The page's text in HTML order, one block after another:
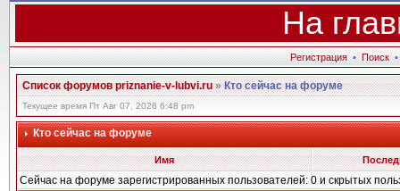
На
Регистрация • Поиск •
Список форумов priznanie-v-lubvi.ru»Кто сейчас на форуме
Текущее время Пт Авг 07, 2026 6:48 pm
Кто сейчас на форуме
Имя
Сейчас на форуме зарегистрированных пользователей: 0 и скрытых